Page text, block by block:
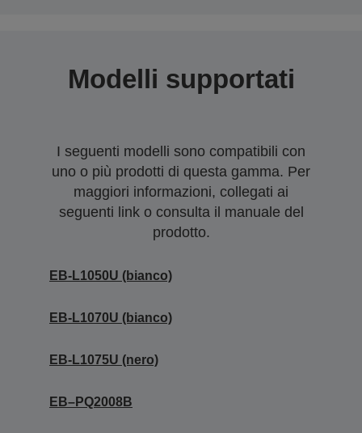
Modelli supportati
I seguenti modelli sono compatibili con
uno o più prodotti di questa gamma. Per
maggiori informazioni, collegati ai
seguenti link o consulta il manuale del
prodotto.
EB-L1050U (bianco)
EB-L1070U (bianco)
EB-L1075U (nero)
EB–PQ2008B